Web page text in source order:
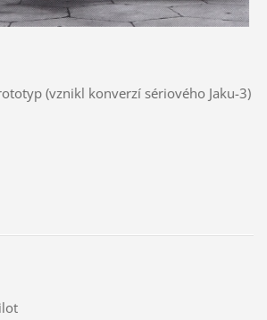
(vznikl konverzí sériového Jaku-3)